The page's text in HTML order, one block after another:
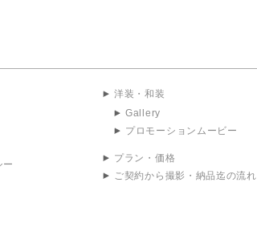
ー
洋装・和装
Gallery
プロモーションムービー
プラン・価格
ご契約から撮影・納品迄の流れ